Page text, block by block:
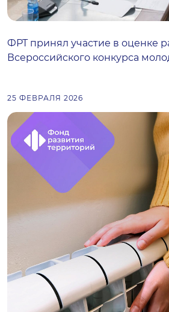
ФРТ принял участие в оценке
Всероссийского конкурса
25 ФЕВРАЛЯ 2026